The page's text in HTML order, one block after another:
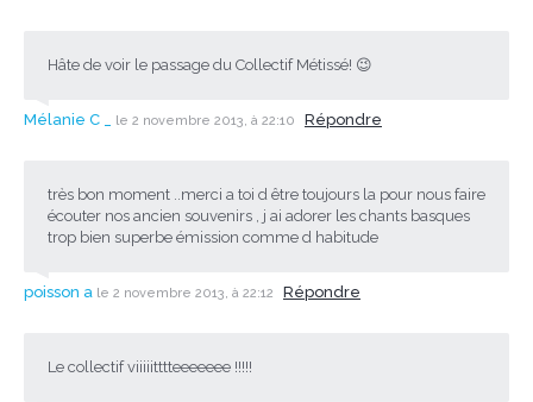
Hâte de voir le passage du Collectif Métissé! 😉
Mélanie C _ le 2 novembre 2013, à 22:10 Répondre
très bon moment ..merci a toi d être toujours la pour nous faire
écouter nos ancien souvenirs , j ai adorer les chants basques
trop bien superbe émission comme d habitude
poisson a le 2 novembre 2013, à 22:12 Répondre
Le collectif viiiiitttteeeeeee !!!!!